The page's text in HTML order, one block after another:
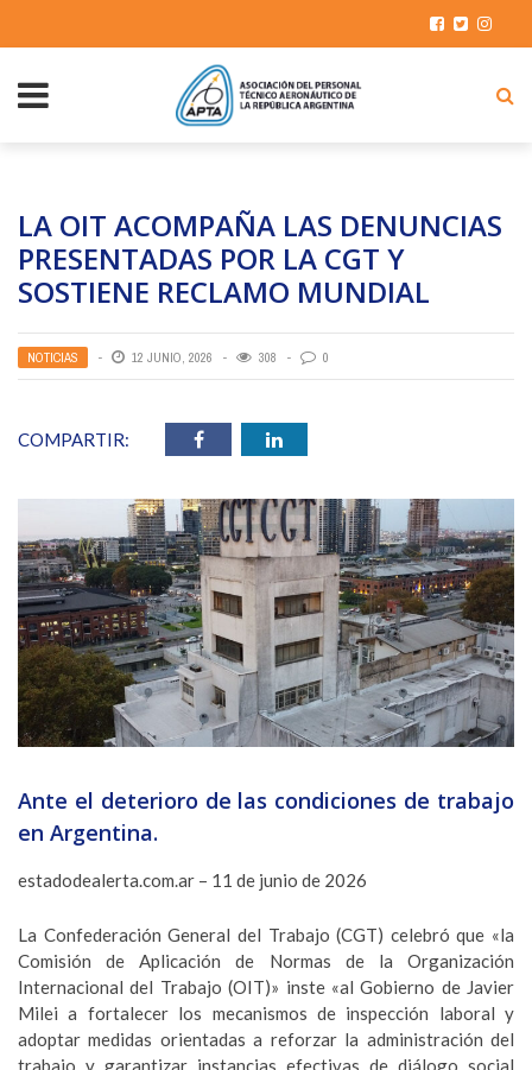
LA OIT ACOMPAÑA LAS DENUNCIAS
PRESENTADAS POR LA CGT Y
SOSTIENE RECLAMO MUNDIAL
NOTICIAS 12 JUNIO, 2026 308 0
COMPARTIR:
Ante el deterioro de las condiciones de trabajo
en Argentina.
estadodealerta.com.ar – 11 de junio de 2026
La Confederación General del Trabajo (CGT) celebró que «la
Comisión de Aplicación de Normas de la Organización
Internacional del Trabajo (OIT)» inste «al Gobierno de Javier
Milei a fortalecer los mecanismos de inspección laboral y
adoptar medidas orientadas a reforzar la administración del
trabajo y garantizar instancias efectivas de diálogo social